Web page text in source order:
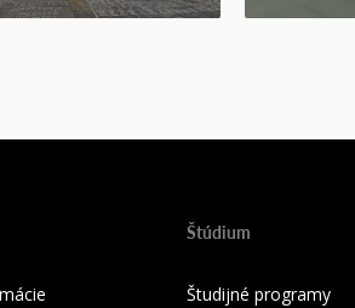
Štúdium
Študijné programy